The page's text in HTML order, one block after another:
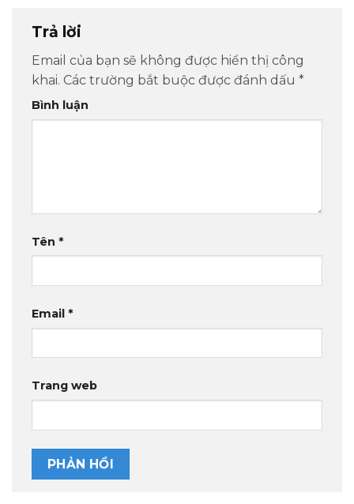
Trả lời
Email của bạn sẽ không được hiển thị công
khai. Các trường bắt buộc được đánh dấu *
Bình luận
Tên *
Email *
Trang web